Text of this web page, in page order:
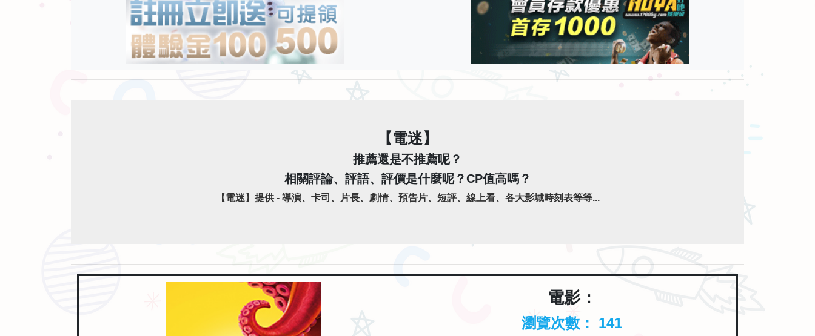
【電迷】
推薦還是不推薦呢？
相關評論、評語、評價是什麼呢？CP值高嗎？
【電迷】提供 - 導演、卡司、片長、劇情、預告片、短評、線上看、各大影城時刻表等等...
電影：
瀏覽次數： 141